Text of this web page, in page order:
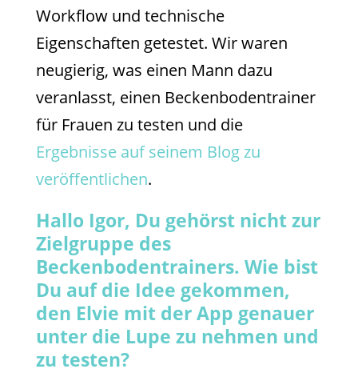
Workflow und technische
Eigenschaften getestet. Wir waren
neugierig, was einen Mann dazu
veranlasst, einen Beckenbodentrainer
für Frauen zu testen und die
Ergebnisse auf seinem Blog zu
veröffentlichen.
Hallo Igor, Du gehörst nicht zur
Zielgruppe des
Beckenbodentrainers. Wie bist
Du auf die Idee gekommen,
den Elvie mit der App genauer
unter die Lupe zu nehmen und
zu testen?